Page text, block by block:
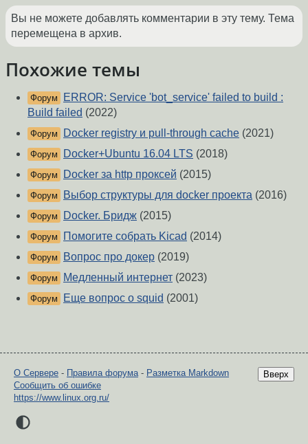
Вы не можете добавлять комментарии в эту тему. Тема
перемещена в архив.
Похожие темы
Форум
ERROR: Service 'bot_service' failed to build :
Build failed (2022)
Форум Docker registry и pull-through cache (2021)
Форум Docker+Ubuntu 16.04 LTS (2018)
Форум Docker за http проксей (2015)
Форум Выбор структуры для docker проекта (2016)
Форум Docker. Бридж (2015)
Форум Помогите собрать Kicad (2014)
Форум Вопрос про докер (2019)
Форум Медленный интернет (2023)
Форум Еще вопрос о squid (2001)
Вверх
О Сервере - Правила форума- Разметка Markdown
Сообщить об ошибке
https://www.linux.org.ru/